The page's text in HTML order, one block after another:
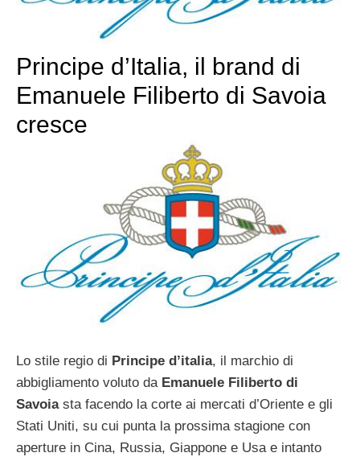
Principe d’Italia, il brand di
Emanuele Filiberto di Savoia
cresce
Lo stile regio di Principe d’italia, il marchio di
abbigliamento voluto da Emanuele Filiberto di
Savoia sta facendo la corte ai mercati d’Oriente e gli
Stati Uniti, su cui punta la prossima stagione con
aperture in Cina, Russia, Giappone e Usa e intanto